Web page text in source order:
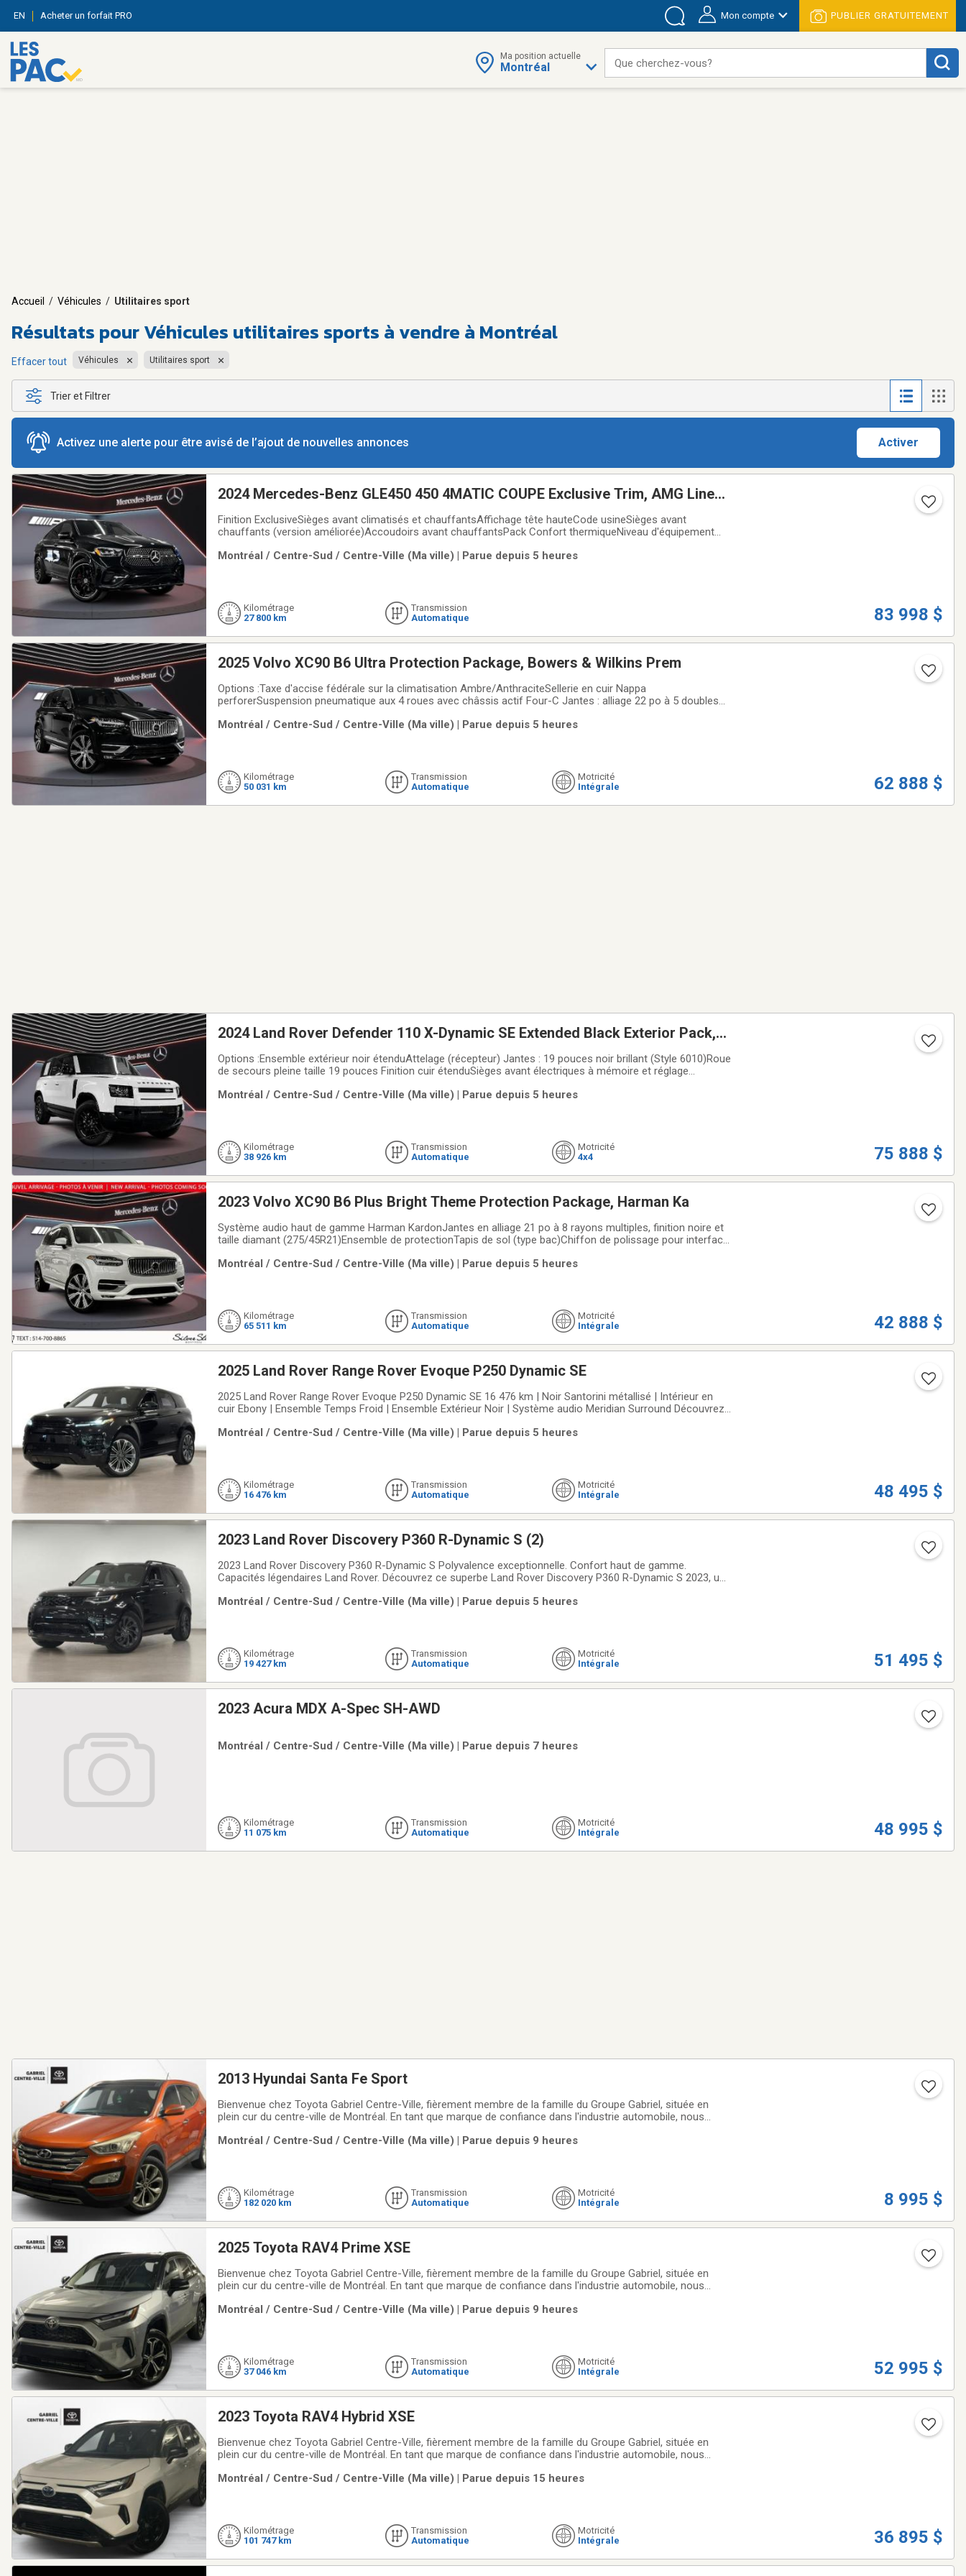
EN Acheter un forfait PRO Mon compte PUBLIER GRATUITEMENT
Ma position actuelle
Montréal Que cherchez-vous?
Accueil / Véhicules / Utilitaires sport
Résultats pourVéhicules utilitaires sports à vendre à Montréal
Effacer tout Véhicules Utilitaires sport
Trier et Filtrer
Activez une alerte pour être avisé de l’ajout de nouvelles annonces Activer
2024 Mercedes-Benz GLE450 450 4MATIC COUPE Exclusive Trim, AMG Line
Finition ExclusiveSièges avant climatisés et chauffantsAffichage tête hauteCode usineSièges avant
chauffants (version améliorée)Accoudoirs avant chauffantsPack Confort thermiqueNiveau d'équipement
pneumatique AIRMATICAttelage de remorqueJantes
Montréal / Centre-Sud / Centre-Ville (Ma ville) | Parue depuis 5 heures
Kilométrage
27 800 km
Transmission
Automatique
83 998 $
2025 Volvo XC90 B6 Ultra Protection Package, Bowers & Wilkins Prem
Options :Taxe d'accise fédérale sur la climatisation Ambre/AnthraciteSellerie en cuir Nappa
perforerSuspension pneumatique aux 4 roues avec châssis actif Four-C Jantes : alliage 22 po à 5 doubles
d'optimisation Polestar Engineered Ensemble de
Montréal / Centre-Sud / Centre-Ville (Ma ville) | Parue depuis 5 heures
Kilométrage
50 031 km
Transmission
Automatique
Motricité
Intégrale
62 888 $
2024 Land Rover Defender 110 X-Dynamic SE Extended Black Exterior Pack,
Options :Ensemble extérieur noir étenduAttelage (récepteur) Jantes : 19 pouces noir brillant (Style 6010)Roue
de secours pleine taille 19 pouces Finition cuir étenduSièges avant électriques à mémoire et réglage
Ensemble climat
Montréal / Centre-Sud / Centre-Ville (Ma ville) | Parue depuis 5 heures
Kilométrage
38 926 km
Transmission
Automatique
Motricité
4x4
75 888 $
2023 Volvo XC90 B6 Plus Bright Theme Protection Package, Harman Ka
Système audio haut de gamme Harman KardonJantes en alliage 21 po à 8 rayons multiples, finition noire et
taille diamant (275/45R21)Ensemble de protectionTapis de sol (type bac)Chiffon de polissage pour interface
numéro 1 au Canada et Centre AMG
Montréal / Centre-Sud / Centre-Ville (Ma ville) | Parue depuis 5 heures
Kilométrage
65 511 km
Transmission
Automatique
Motricité
Intégrale
42 888 $
2025 Land Rover Range Rover Evoque P250 Dynamic SE
2025 Land Rover Range Rover Evoque P250 Dynamic SE 16 476 km | Noir Santorini métallisé | Intérieur en
cuir Ebony | Ensemble Temps Froid | Ensemble Extérieur Noir | Système audio Meridian Surround Découvrez
superbe Land Rover Range Rover
Montréal / Centre-Sud / Centre-Ville (Ma ville) | Parue depuis 5 heures
Kilométrage
16 476 km
Transmission
Automatique
Motricité
Intégrale
48 495 $
2023 Land Rover Discovery P360 R-Dynamic S (2)
2023 Land Rover Discovery P360 R-Dynamic S Polyvalence exceptionnelle. Confort haut de gamme.
Capacités légendaires Land Rover. Découvrez ce superbe Land Rover Discovery P360 R-Dynamic S 2023, un
légendaires. Présenté dans une élégante teinte Noir
Montréal / Centre-Sud / Centre-Ville (Ma ville) | Parue depuis 5 heures
Kilométrage
19 427 km
Transmission
Automatique
Motricité
Intégrale
51 495 $
2023 Acura MDX A-Spec SH-AWD
Montréal / Centre-Sud / Centre-Ville (Ma ville) | Parue depuis 7 heures
Kilométrage
11 075 km
Transmission
Automatique
Motricité
Intégrale
48 995 $
2013 Hyundai Santa Fe Sport
Bienvenue chez Toyota Gabriel Centre-Ville, fièrement membre de la famille du Groupe Gabriel, située en
plein cur du centre-ville de Montréal. En tant que marque de confiance dans l'industrie automobile, nous
conviennent à tous les styles de vie et
Montréal / Centre-Sud / Centre-Ville (Ma ville) | Parue depuis 9 heures
Kilométrage
182 020 km
Transmission
Automatique
Motricité
Intégrale
8 995 $
2025 Toyota RAV4 Prime XSE
Bienvenue chez Toyota Gabriel Centre-Ville, fièrement membre de la famille du Groupe Gabriel, située en
plein cur du centre-ville de Montréal. En tant que marque de confiance dans l'industrie automobile, nous
conviennent à tous les styles de vie et
Montréal / Centre-Sud / Centre-Ville (Ma ville) | Parue depuis 9 heures
Kilométrage
37 046 km
Transmission
Automatique
Motricité
Intégrale
52 995 $
2023 Toyota RAV4 Hybrid XSE
Bienvenue chez Toyota Gabriel Centre-Ville, fièrement membre de la famille du Groupe Gabriel, située en
plein cur du centre-ville de Montréal. En tant que marque de confiance dans l'industrie automobile, nous
conviennent à tous les styles de vie et
Montréal / Centre-Sud / Centre-Ville (Ma ville) | Parue depuis 15 heures
Kilométrage
101 747 km
Transmission
Automatique
Motricité
Intégrale
36 895 $